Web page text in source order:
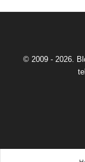
© 2009 - 2026.